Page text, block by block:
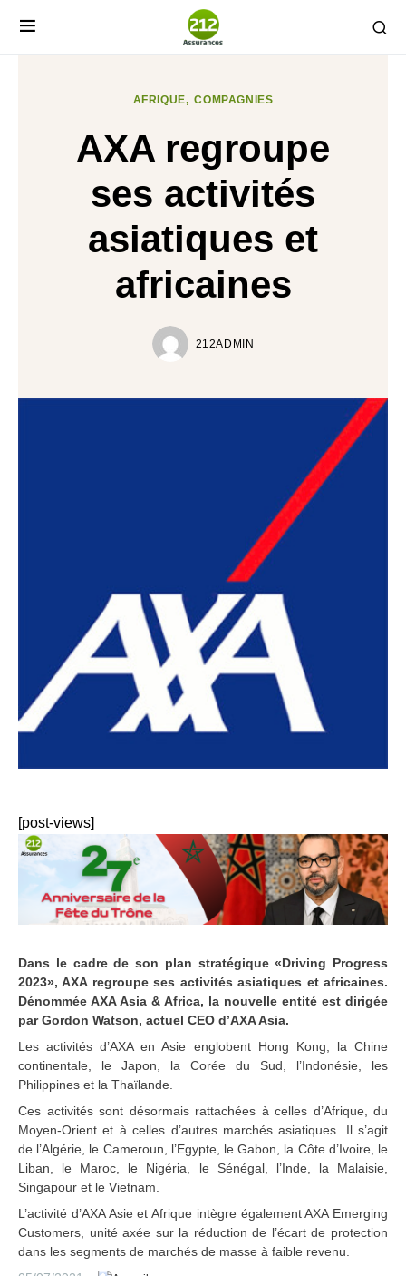
AFRIQUE COMPAGNIES
AXA regroupe
ses activités
asiatiques et
africaines
212ADMIN
[post-views]
Dans le cadre de son plan stratégique «Driving Progress
2023», AXA regroupe ses activités asiatiques et africaines.
Dénommée AXA Asia & Africa, la nouvelle entité est dirigée
par Gordon Watson, actuel CEO d’AXA Asia.
Les activités d’AXA en Asie englobent Hong Kong, la Chine
continentale, le Japon, la Corée du Sud, l’Indonésie, les
Philippines et la Thaïlande.
Ces activités sont désormais rattachées à celles d’Afrique, du
Moyen-Orient et à celles d’autres marchés asiatiques. Il s’agit
de l’Algérie, le Cameroun, l’Egypte, le Gabon, la Côte d’Ivoire, le
Liban, le Maroc, le Nigéria, le Sénégal, l’Inde, la Malaisie,
Singapour et le Vietnam.
L’activité d’AXA Asie et Afrique intègre également AXA Emerging
Customers, unité axée sur la réduction de l’écart de protection
dans les segments de marchés de masse à faible revenu.